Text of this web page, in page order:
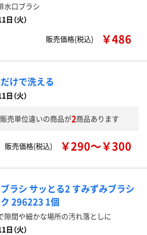
水口ブラシ
（火）
販売価格(税込)
￥486
けで洗える
（火）
販売単位違いの商品が2商品あります
販売価格(税込) ￥290～￥300
ラシ サッとる2 すみずみブラシ
296223 1個
隙間や細かな場所の汚れ落としに
日（火）